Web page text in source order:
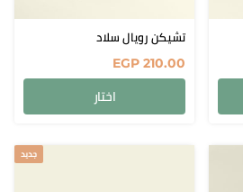
تشيكن رويال سلاد
EGP 210.00
اختار
جديد